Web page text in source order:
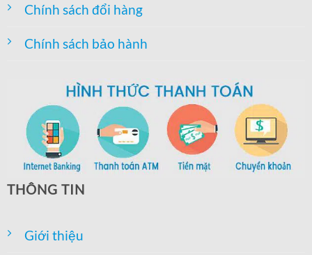
Chính sách đổi hàng
Chính sách bảo hành
THÔNG TIN
Giới thiệu